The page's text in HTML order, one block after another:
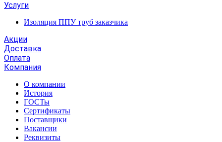
Услуги
Изоляция ППУ труб заказчика
Акции
Доставка
Оплата
Компания
О компании
История
ГОСТы
Сертификаты
Поставщики
Вакансии
Реквизиты